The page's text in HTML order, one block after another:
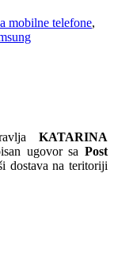
mobilne telefone,
KATARINA
ugovor sa Post
dostava na teritoriji